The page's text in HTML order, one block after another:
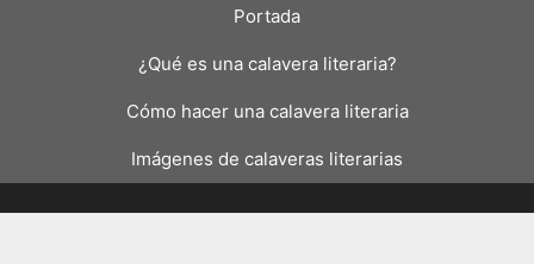
Portada
¿Qué es una calavera literaria?
Cómo hacer una calavera literaria
Imágenes de calaveras literarias